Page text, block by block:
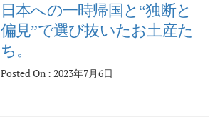
日本への一時帰国と“独断と
偏見”で選び抜いたお土産た
ち。
Posted On : 2023年7月6日